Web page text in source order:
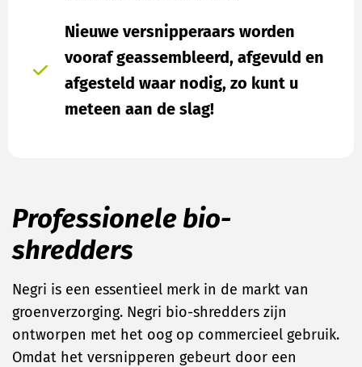
Nieuwe versnipperaars worden
vooraf geassembleerd, afgevuld en
afgesteld waar nodig, zo kunt u
meteen aan de slag!
Professionele bio-
shredders
Negri is een essentieel merk in de markt van
groenverzorging. Negri bio-shredders zijn
ontworpen met het oog op commercieel gebruik.
Omdat het versnipperen gebeurt door een